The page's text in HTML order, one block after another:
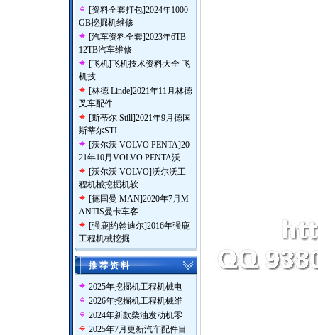
[资料全套打包]2024年1000
GB挖掘机维修
[汽车资料全套]2023年6TB-
12TB汽车维修
[飞机]飞机技术资料大全 飞
机技
[林德 Linde]2021年11月林德
叉车配件
[斯蒂尔 Still]2021年9月德国
斯蒂尔STI
[沃尔沃 VOLVO PENTA]20
21年10月VOLVO PENTA沃
[沃尔沃 VOLVO]沃尔沃工
程机械挖掘机软
[德国曼 MAN]2020年7月M
ANTIS曼卡车客
[强鹿|约翰迪尔]2016年强鹿
工程机械挖掘
推 荐 资 料
2025年挖掘机工程机械电
2026年挖掘机工程机械维
2024年新款柴油发动机零
2025年7月更新汽车配件目